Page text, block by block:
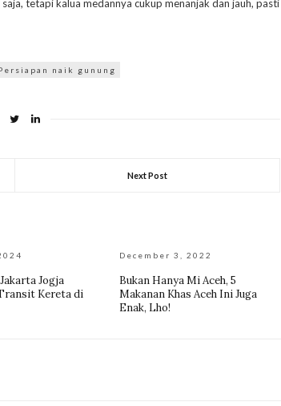
tetapi kalua medannya cukup menanjak dan jauh, pasti
naik gunung
Next Post
Jogja
Kereta di
December 3, 2022
Bukan Hanya Mi Aceh, 5
Makanan Khas Aceh Ini Juga
Enak, Lho!